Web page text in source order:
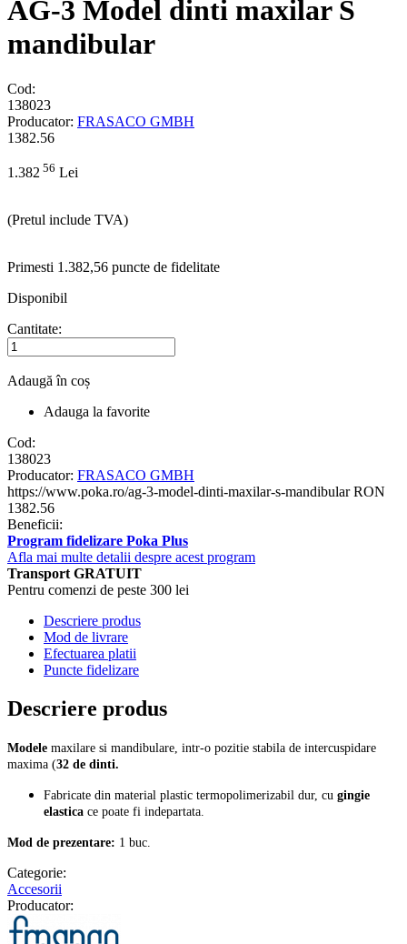
AG-3 Model dinti maxilar S
mandibular
Cod:
138023
Producator: FRASACO GMBH
1382.56
1.382 56 Lei
(Pretul include TVA)
Primesti 1.382,56 puncte de fidelitate
Disponibil
Cantitate:
Adaugă în coș
Adauga la favorite
Cod:
138023
Producator: FRASACO GMBH
https://www.poka.ro/ag-3-model-dinti-maxilar-s-mandibular RON
1382.56
Beneficii:
Program fidelizare Poka Plus
Afla mai multe detalii despre acest program
Transport GRATUIT
Pentru comenzi de peste 300 lei
Descriere produs
Mod de livrare
Efectuarea platii
Puncte fidelizare
Descriere produs
Modele maxilare si mandibulare, intr-o pozitie stabila de intercuspidare
maxima (32 de dinti.
Fabricate din material plastic termopolimerizabil dur, cu gingie
elastica ce poate fi indepartata.
Mod de prezentare: 1 buc.
Categorie:
Accesorii
Producator: